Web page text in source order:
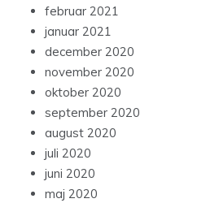
februar 2021
januar 2021
december 2020
november 2020
oktober 2020
september 2020
august 2020
juli 2020
juni 2020
maj 2020